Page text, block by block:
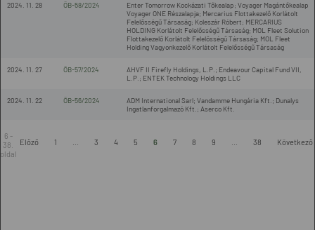
2024. 11. 28 ÖB-58/2024
Enter Tomorrow Kockázati Tőkealap; Voyager Magántőkealap
Voyager ONE Részalapja; Mercarius Flottakezelő Korlátolt
Felelősségű Társaság; Koleszár Róbert; MERCARIUS
HOLDING Korlátolt Felelősségű Társaság; MOL Fleet Solution
Flottakezelő Korlátolt Felelősségű Társaság; MOL Fleet
Holding Vagyonkezelő Korlátolt Felelősségű Társaság
2024. 11. 27 ÖB-57/2024
AHVF II Firefly Holdings, L.P.; Endeavour Capital Fund VII,
L.P.; ENTEK Technology Holdings LLC
2024. 11. 22 ÖB-56/2024
ADM International Sarl; Vandamme Hungária Kft.; Dunalys
Ingatlanforgalmazó Kft.; Aserco Kft.
6 -
38.
oldal
Előző 1 3 4 5 6 7 8 9 38 Következő